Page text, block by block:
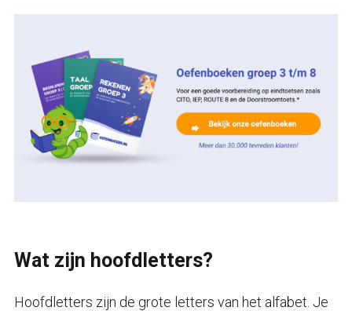
Wat zijn hoofdletters?
Hoofdletters zijn de grote letters van het alfabet. Je